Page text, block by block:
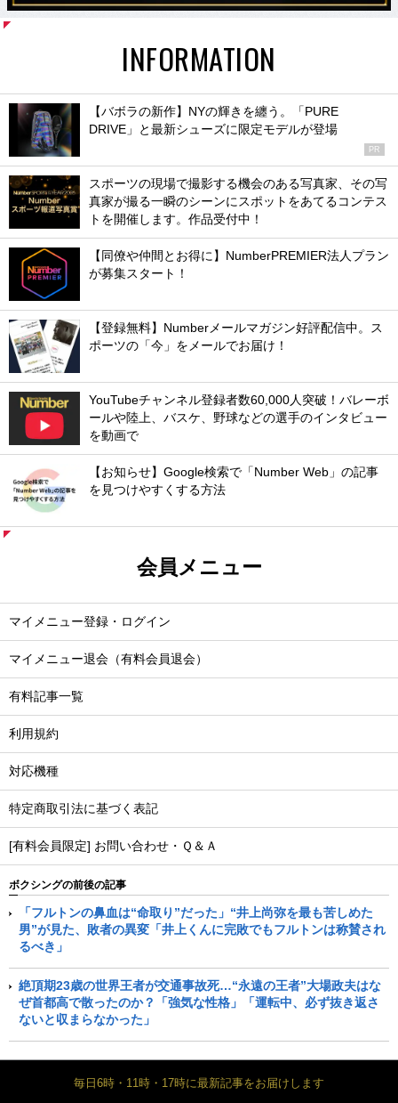
INFORMATION
【バボラの新作】NYの輝きを纏う。「PURE
DRIVE」と最新シューズに限定モデルが登場
PR
スポーツの現場で撮影する機会のある写真家、その写
真家が撮る一瞬のシーンにスポットをあてるコンテス
トを開催します。作品受付中！
【同僚や仲間とお得に】NumberPREMIER法人プラン
が募集スタート！
【登録無料】Numberメールマガジン好評配信中。ス
ポーツの「今」をメールでお届け！
YouTubeチャンネル登録者数60,000人突破！バレーボ
ールや陸上、バスケ、野球などの選手のインタビュー
を動画で
【お知らせ】Google検索で「Number Web」の記事
を見つけやすくする方法
会員メニュー
マイメニュー登録・ログイン
マイメニュー退会（有料会員退会）
有料記事一覧
利用規約
対応機種
特定商取引法に基づく表記
[有料会員限定] お問い合わせ・Ｑ＆Ａ
ボクシングの前後の記事
「フルトンの鼻血は“命取り”だった」“井上尚弥を最も苦しめた
男”が見た、敗者の異変「井上くんに完敗でもフルトンは称賛され
るべき」
絶頂期23歳の世界王者が交通事故死…“永遠の王者”大場政夫はな
ぜ首都高で散ったのか？「強気な性格」「運転中、必ず抜き返さ
ないと収まらなかった」
毎日6時・11時・17時に最新記事をお届けします